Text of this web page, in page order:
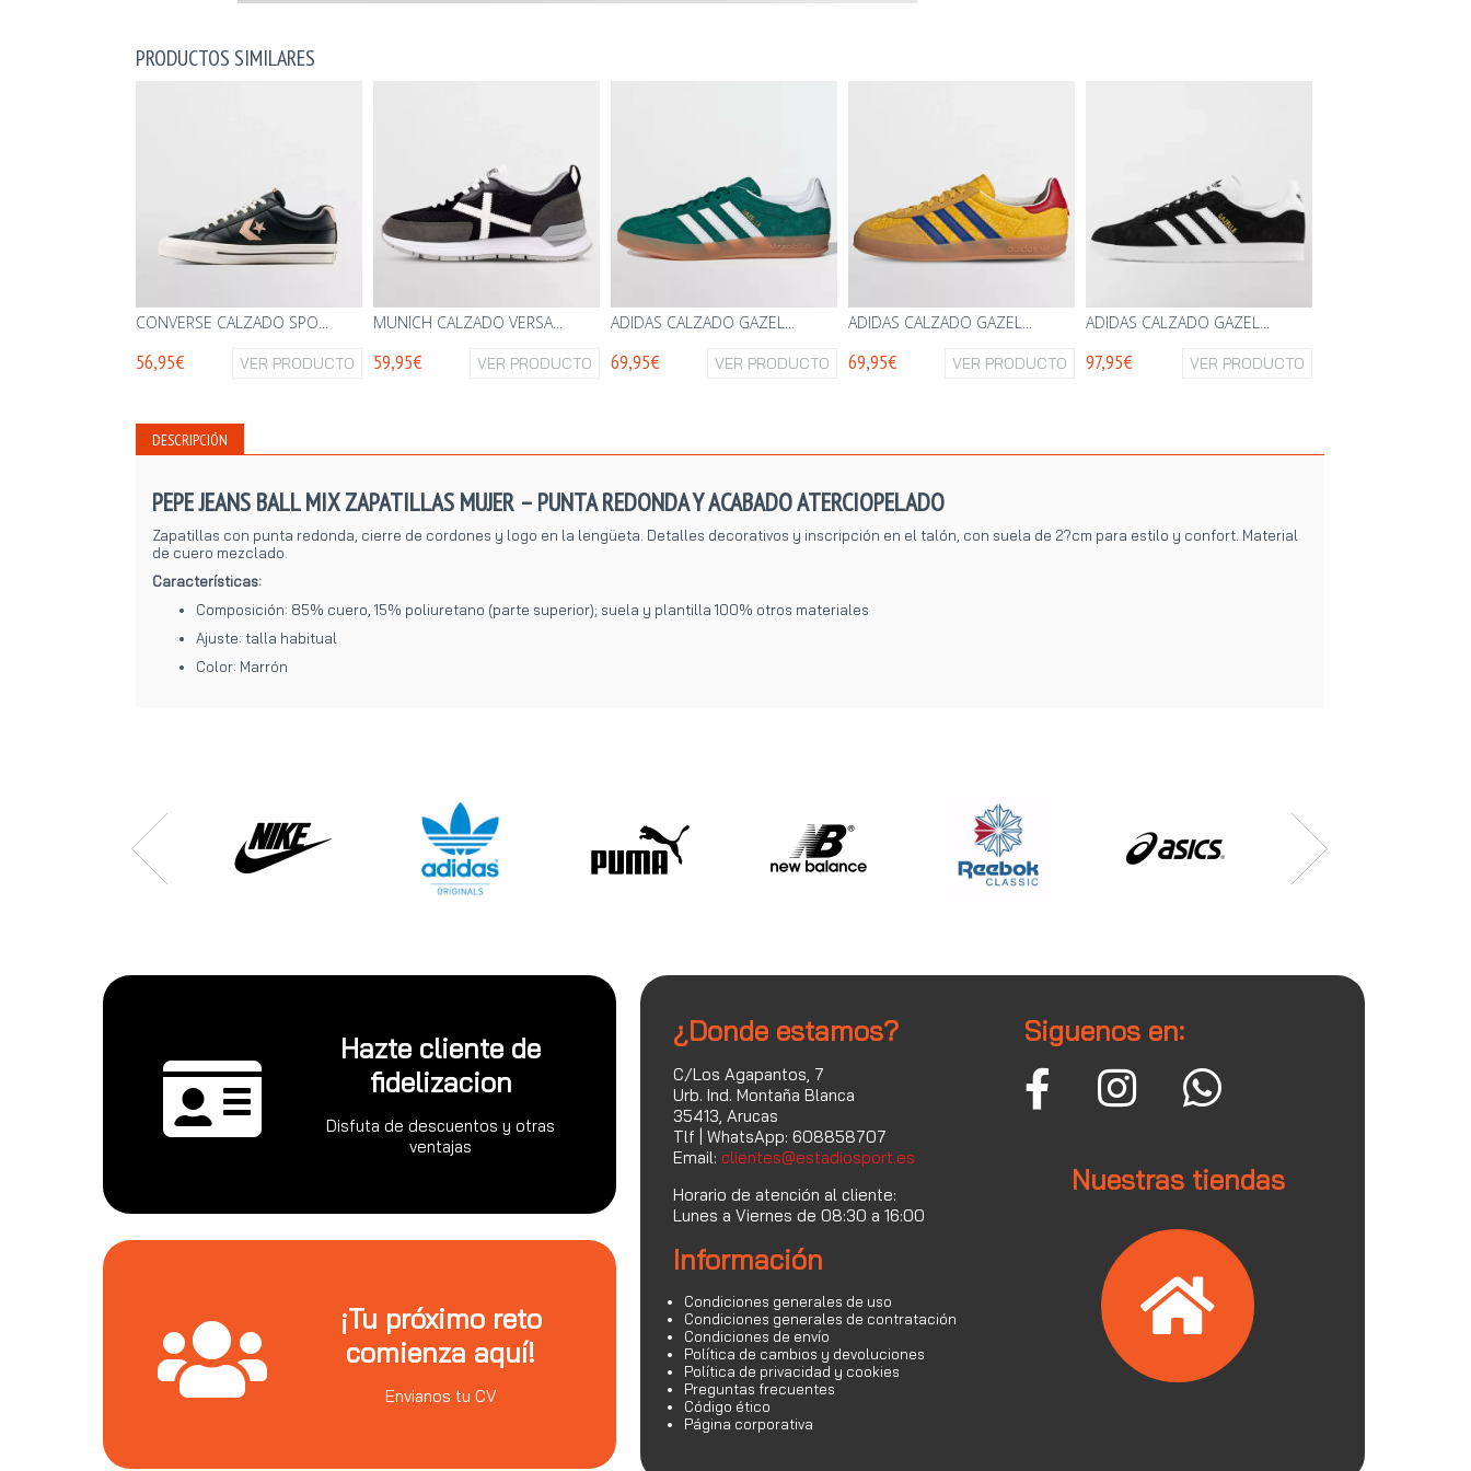
PRODUCTOS SIMILARES
CONVERSE CALZADO SPO...
56,95€ VER PRODUCTO
MUNICH CALZADO VERSA...
59,95€ VER PRODUCTO
ADIDAS CALZADO GAZEL...
69,95€ VER PRODUCTO
ADIDAS CALZADO GAZEL...
69,95€ VER PRODUCTO
ADIDAS CALZADO GAZEL...
97,95€ VER PRODUCTO
DESCRIPCIÓN
PEPE JEANS BALL MIX ZAPATILLAS MUJER – PUNTA REDONDA Y ACABADO ATERCIOPELADO
Zapatillas con punta redonda, cierre de cordones y logo en la lengüeta. Detalles decorativos y inscripción en el talón, con suela de 2?cm para estilo y confort. Material
de cuero mezclado.
Características:
Composición: 85% cuero, 15% poliuretano (parte superior); suela y plantilla 100% otros materiales
Ajuste: talla habitual
Color: Marrón
Hazte cliente de
fidelizacion
Disfuta de descuentos y otras
ventajas
¡Tu próximo reto
comienza aquí!
Envianos tu CV
¿Donde estamos?
C/Los Agapantos, 7
Urb. Ind. Montaña Blanca
35413, Arucas
Tlf | WhatsApp: 608858707
Email: clientes@estadiosport.es
Horario de atención al cliente:
Lunes a Viernes de 08:30 a 16:00
Información
Condiciones generales de uso
Condiciones generales de contratación
Condiciones de envío
Política de cambios y devoluciones
Política de privacidad y cookies
Preguntas frecuentes
Código ético
Página corporativa
Siguenos en:
Nuestras tiendas